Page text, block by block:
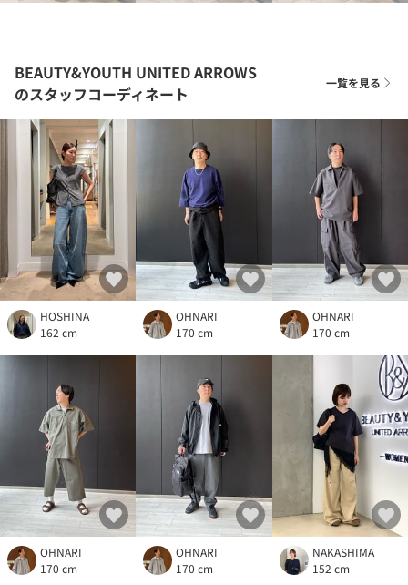
BEAUTY&YOUTH UNITED ARROWS
のスタッフコーディネート
一覧を見る
HOSHINA
162 cm
OHNARI
170 cm
OHNARI
170 cm
OHNARI
170 cm
OHNARI
170 cm
NAKASHIMA
152 cm